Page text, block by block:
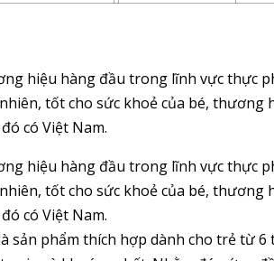
hiệu hàng đầu trong lĩnh vực thực
tốt cho sức khoẻ của bé, thương
có Việt Nam.
hiệu hàng đầu trong lĩnh vực thực
tốt cho sức khoẻ của bé, thương
có Việt Nam.
sản phẩm thích hợp dành cho trẻ từ